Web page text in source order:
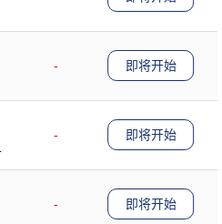
-
即将开始
-
即将开始
-
即将开始